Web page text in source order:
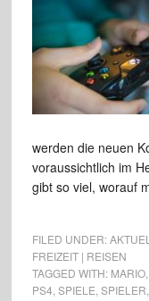
werden die neuen
voraussichtlich im
gibt so viel, worauf
FILED UNDER:
FREIZEIT | REISEN
TAGGED WITH: MARIO,
PS4 SPIELE SPIELER